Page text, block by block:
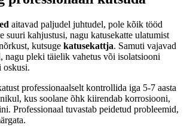
aitavad paljudel juhtudel, pole kõik tööd
suuri kahjustusi, nagu katusekatte ulatumist
kutsuge katusekattja. Samuti vajavad
nagu pleki täielik vahetus või isolatsiooni
oskusi.
professionaalselt kontrollida iga 5-7 aasta
kus soolane õhk kiirendab korrosiooni,
Professionaal tuvastab peidetud probleemid,